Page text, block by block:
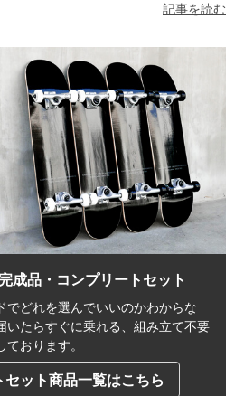
記事を読む
成品・コンプリートセット
でどれを選んでいいのかわからな
たらすぐに乗れる、 組み立て不要
おります。
セット商品一覧はこちら